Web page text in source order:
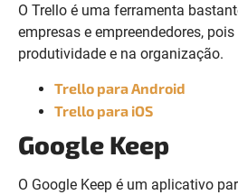
O Trello é uma ferramenta
empresas e empreendedores,
produtividade e na organização.
Trello para Android
Trello para iOS
Google Keep
O Google Keep é um aplicativo